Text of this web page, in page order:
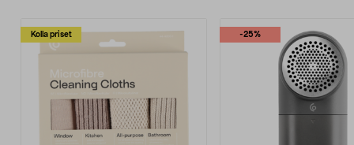
Kolla priset -25%